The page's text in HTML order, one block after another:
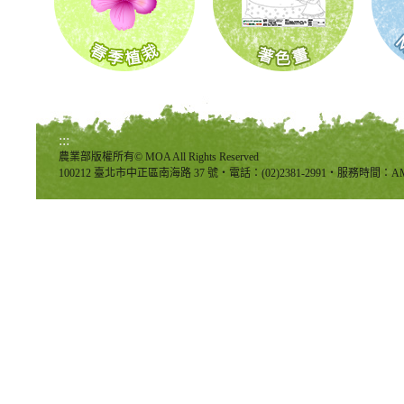
:::
農業部版權所有© MOA All Rights Reserved
100212 臺北市中正區南海路 37 號‧電話：(02)2381-2991‧服務時間：